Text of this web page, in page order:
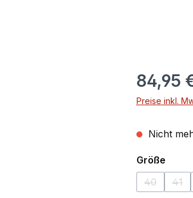
84,95
Preise inkl.
Nicht
Größe
40
(Diese
41